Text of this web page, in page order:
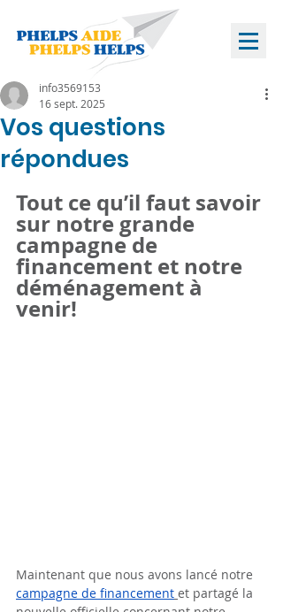
Vos questions
répondues
info3569153
16 sept. 2025
Tout ce qu’il faut savoir
sur notre grande
campagne de
financement et notre
déménagement à
venir!
Maintenant que nous avons lancé notre
campagne de financement et partagé la